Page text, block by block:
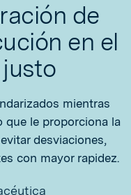
de
en el
mientras
que le proporciona la
desviaciones,
con mayor rapidez.